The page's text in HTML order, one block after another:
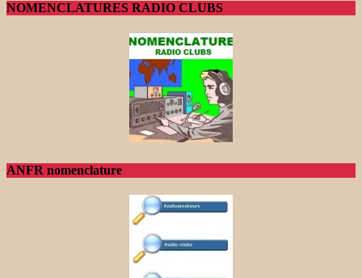
NOMENCLATURES RADIO CLUBS
ANFR nomenclature